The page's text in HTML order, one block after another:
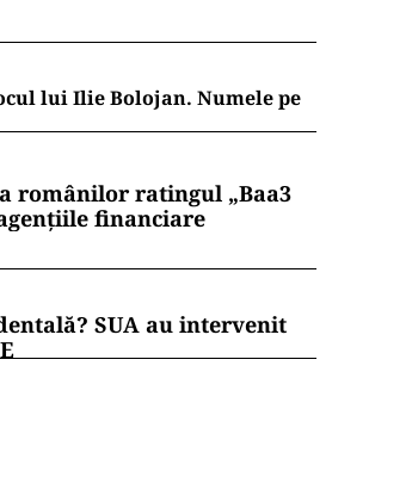
lui Ilie Bolojan. Numele pe
românilor ratingul „Baa3
financiare
SUA au intervenit